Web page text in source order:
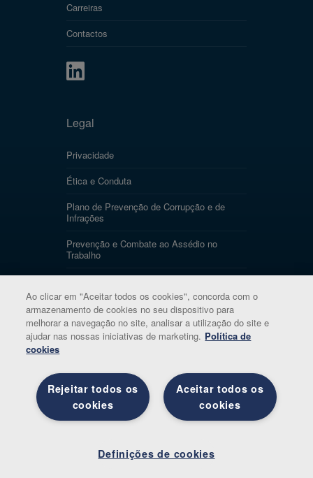
Carreiras
Contactos
Legal
Privacidade
Ética e Conduta
Plano de Prevenção de Corrupção e de
Infrações
Prevenção e Combate ao Assédio no
Trabalho
Utilização de Computador, Software e
Política de Teletrabalho
Elogios, Sugestões e Reclamações
Copyright 2019 Trivalor. Todos os direitos
reservados.
Ao clicar em "Aceitar todos os cookies", concorda com o
armazenamento de cookies no seu dispositivo para
melhorar a navegação no site, analisar a utilização do site e
ajudar nas nossas iniciativas de marketing. Política de
cookies
Aceitar todos os
cookies
Rejeitar todos os
cookies
Definições de cookies